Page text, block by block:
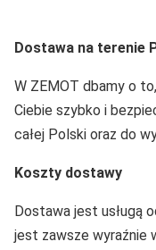
Dostawa na terenie
W ZEMOT dbamy o
Ciebie szybko i
całej Polski oraz do
Koszty dostawy
Dostawa jest usługą
jest zawsze wyraźnie